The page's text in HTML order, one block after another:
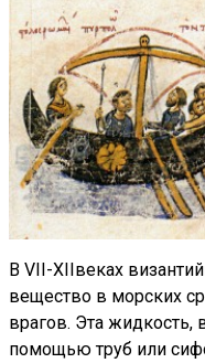
В VII-XIIвеках
вещество в морских
врагов. Эта жидкость,
помощью труб или